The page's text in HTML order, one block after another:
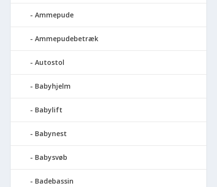
Ammepude
Ammepudebetræk
Autostol
Babyhjelm
Babylift
Babynest
Babysvøb
Badebassin